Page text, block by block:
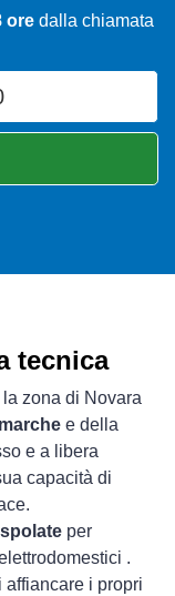
oredalla chiamata
tecnica
la zona di Novara
e della
e a libera
capacità di
per
.
i propri